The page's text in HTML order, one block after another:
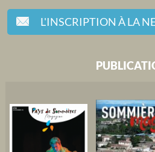
L'INSCRIPTION À LA